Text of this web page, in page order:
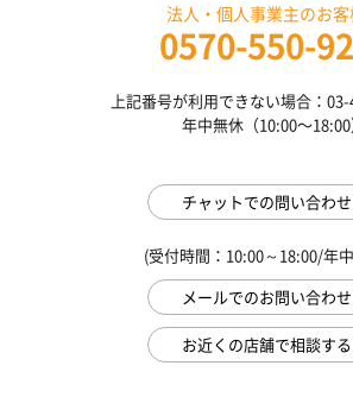
法人・個人事業主のお
0570-550-
上記番号が利用できない場合：
年中無休（10:00〜18:00
チャットでの問い合わせ
(受付時間：10:00～18:00/年
メールでのお問い合わせ
お近くの店舗で相談する